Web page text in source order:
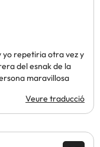
repetiria otra vez y
del esnak de la
maravillosa
Veure traducció